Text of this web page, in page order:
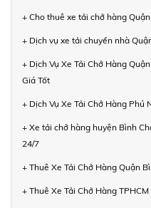
+ Cho thuê xe tải chở hàng
+ Dịch vụ xe tải chuyển nhà
+ Dịch Vụ Xe Tải Chở Hàng
Giá Tốt
+ Dịch Vụ Xe Tải Chở Hàng Phú
+ Xe tải chở hàng huyện Bình
24/7
+ Thuê Xe Tải Chở Hàng Quận
+ Thuê Xe Tải Chở Hàng